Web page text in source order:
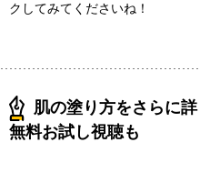
クしてみてくださいね！
肌の塗り方をさらに
無料お試し視聴も